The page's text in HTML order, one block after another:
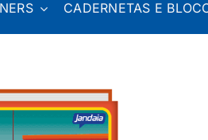
CADERNETAS E